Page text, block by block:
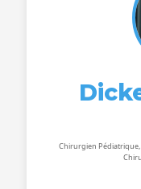
Chirurgien Pédiatrique,